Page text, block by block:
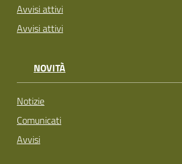
Avvisi attivi
Avvisi attivi
NOVITÀ
Notizie
Comunicati
Avvisi